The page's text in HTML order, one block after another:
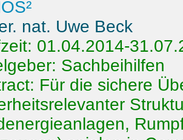
nat. Uwe Beck
01.04.2014-
Sachbeihilfen
Für die sichere